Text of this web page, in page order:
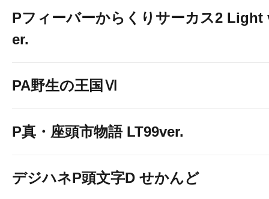
Pフィーバーからくりサーカス2 Light
er.
PA野生の王国Ⅵ
P真・座頭市物語 LT99ver.
デジハネP頭文字D せかんど